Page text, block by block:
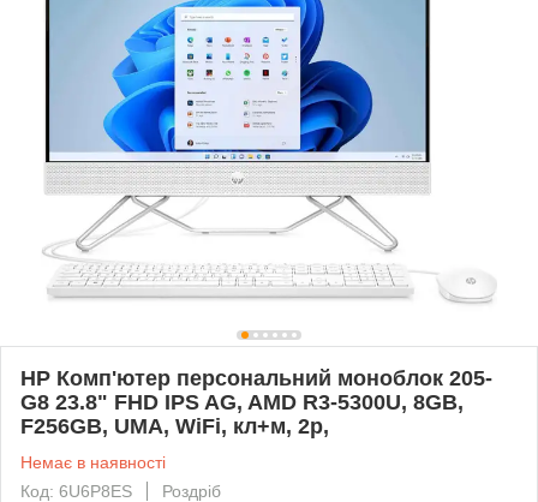
HP Комп'ютер персональний моноблок 205-
G8 23.8" FHD IPS AG, AMD R3-5300U, 8GB,
F256GB, UMA, WiFi, кл+м, 2р,
Немає в наявності
Код: 6U6P8ES
Роздріб